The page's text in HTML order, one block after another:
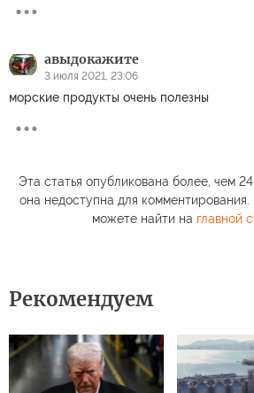
авыдокажите
3 июля 2021, 23:06
морские продукты очень полезны
Эта статья опубликована более, чем 24
она недоступна для
можете найти на главной
Рекомендуем